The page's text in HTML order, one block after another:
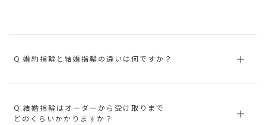
Q.婚約指輪と結婚指輪の違いは何ですか？
Q.結婚指輪はオーダーから受け取りまで
どのくらいかかりますか？